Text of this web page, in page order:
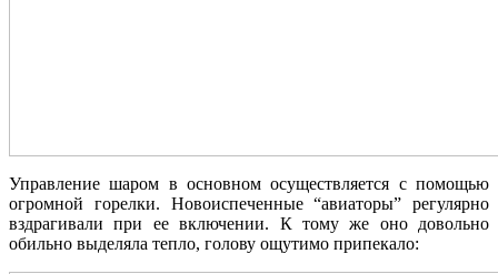
Управление шаром в основном осуществляется с помощью
огромной горелки. Новоиспеченные “авиаторы” регулярно
вздрагивали при ее включении. К тому же оно довольно
обильно выделяла тепло, голову ощутимо припекало: